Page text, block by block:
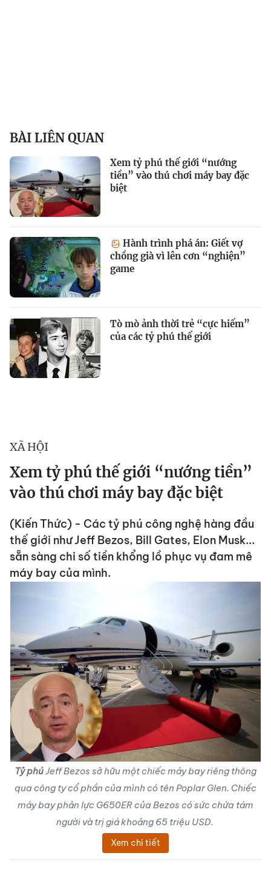
BÀI LIÊN QUAN
Xem tỷ phú thế giới “nướng
tiền” vào thú chơi máy bay đặc
biệt
Hành trình phá án: Giết vợ
chồng già vì lên cơn “nghiện”
game
Tò mò ảnh thời trẻ “cực hiếm”
của các tỷ phú thế giới
XÃ HỘI
Xem tỷ phú thế giới “nướng tiền”
vào thú chơi máy bay đặc biệt
(Kiến Thức) - Các tỷ phú công nghệ hàng đầu
thế giới như Jeff Bezos, Bill Gates, Elon Musk...
sẵn sàng chi số tiền khổng lồ phục vụ đam mê
máy bay của mình.
Tỷ phúJeff Bezos sở hữu một chiếc máy bay riêng thông
qua công ty cổ phần của mình có tên Poplar Glen. Chiếc
máy bay phản lực G650ER của Bezos có sức chứa tám
người và trị giá khoảng 65 triệu USD.
Xem chi tiết